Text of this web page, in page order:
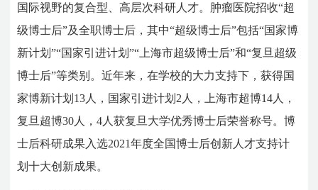
国际视野的复合型、高层次科研人才。肿瘤医院招收“超
级博士后”及全职博士后，其中“超级博士后”包括“国家博
新计划”“国家引进计划”“上海市超级博士后”和“复旦超级
博士后”等类别。近年来，在学校的大力支持下，获得国
家博新计划13人，国家引进计划2人，上海市超博14人，
复旦超博30人，4人获复旦大学优秀博士后荣誉称号。博
士后科研成果入选2021年度全国博士后创新人才支持计
划十大创新成果。